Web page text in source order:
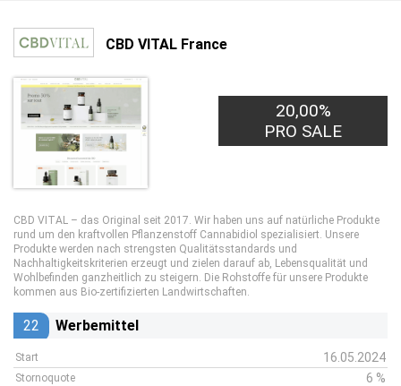
CBD VITAL France
20,00%
PRO SALE
CBD VITAL – das Original seit 2017. Wir haben uns auf natürliche Produkte
rund um den kraftvollen Pflanzenstoff Cannabidiol spezialisiert. Unsere
Produkte werden nach strengsten Qualitätsstandards und
Nachhaltigkeitskriterien erzeugt und zielen darauf ab, Lebensqualität und
Wohlbefinden ganzheitlich zu steigern. Die Rohstoffe für unsere Produkte
kommen aus Bio-zertifizierten Landwirtschaften.
22 Werbemittel
Start 16.05.2024
Stornoquote 6 %